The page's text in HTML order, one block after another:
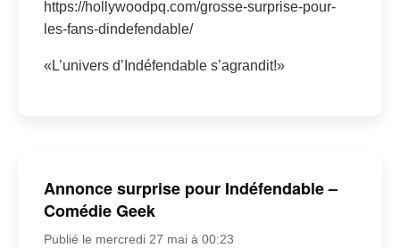
https://hollywoodpq.com/grosse-surprise-pour-
les-fans-dindefendable/
«L’univers d’Indéfendable s’agrandit!»
Annonce surprise pour Indéfendable –
Comédie Geek
Publié le mercredi 27 mai à 00:23